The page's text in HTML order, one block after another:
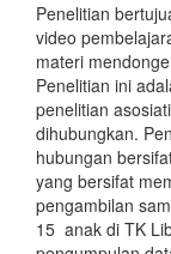
Penelitian
video
materi
Penelitian ini
penelitian
dihubungkan.
hubungan
yang bersifat
pengambilan
15 anak di TK